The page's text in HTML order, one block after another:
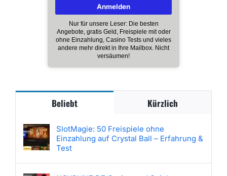
Nur für unsere Leser: Die besten
Angebote, gratis Geld, Freispiele mit oder
ohne Einzahlung, Casino Tests und vieles
andere mehr direkt in Ihre Mailbox. Nicht
versäumen!
Beliebt Kürzlich
SlotMagie: 50 Freispiele ohne
Einzahlung auf Crystal Ball – Erfahrung &
Test